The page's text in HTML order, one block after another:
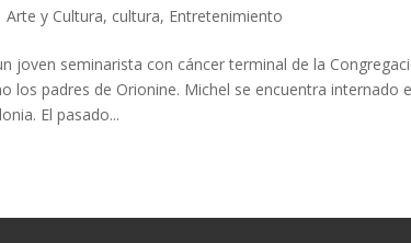
Arte y Cultura, cultura, Entretenimiento
joven seminarista con cáncer terminal de la
los padres de Orionine. Michel se encuentra internado
El pasado...